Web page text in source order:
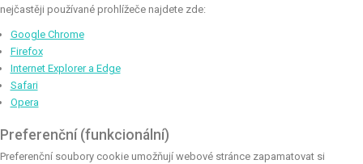
nejčastěji používané prohlížeče najdete zde:
Google Chrome
Firefox
Internet Explorer a Edge
Safari
Opera
Preferenční (funkcionální)
Preferenční soubory cookie umožňují webové stránce zapamatovat si